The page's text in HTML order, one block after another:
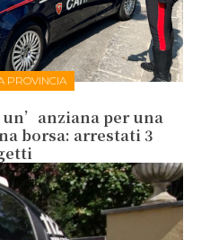
PROVINCIA
per una
borsa: arrestati 3